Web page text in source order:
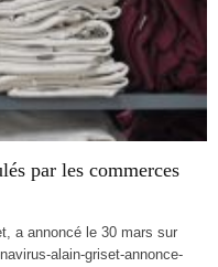
par les commerces
a annoncé le 30 mars sur
alain-griset-annonce-